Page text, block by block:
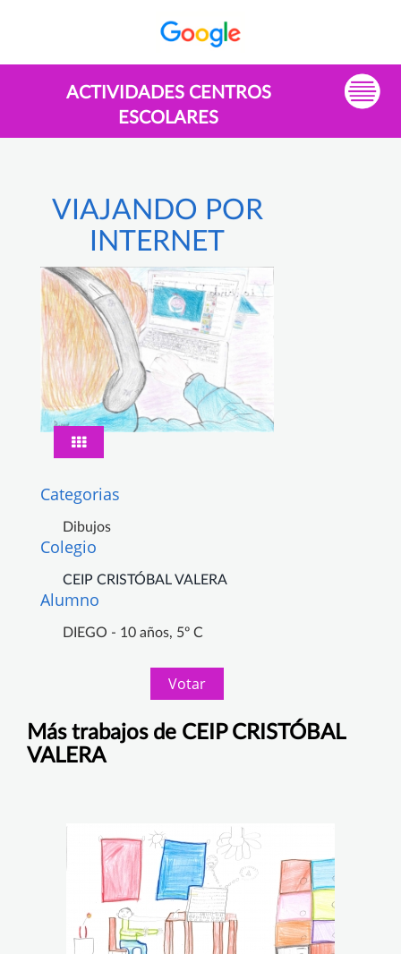
ACTIVIDADES CENTROS
ESCOLARES
VIAJANDO POR
INTERNET
Categorias
Dibujos
Colegio
CEIP CRISTÓBAL VALERA
Alumno
DIEGO - 10 años, 5º C
Votar
Más trabajos de CEIP CRISTÓBAL
VALERA